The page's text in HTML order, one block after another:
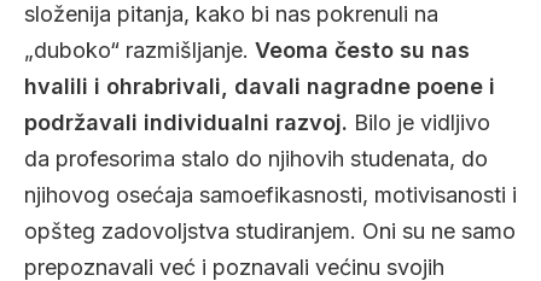
složenija pitanja, kako bi nas pokrenuli na
„duboko“ razmišljanje. Veoma često su nas
hvalili i ohrabrivali, davali nagradne poene i
podržavali individualni razvoj. Bilo je vidljivo
da profesorima stalo do njihovih studenata, do
njihovog osećaja samoefikasnosti, motivisanosti i
opšteg zadovoljstva studiranjem. Oni su ne samo
prepoznavali već i poznavali većinu svojih